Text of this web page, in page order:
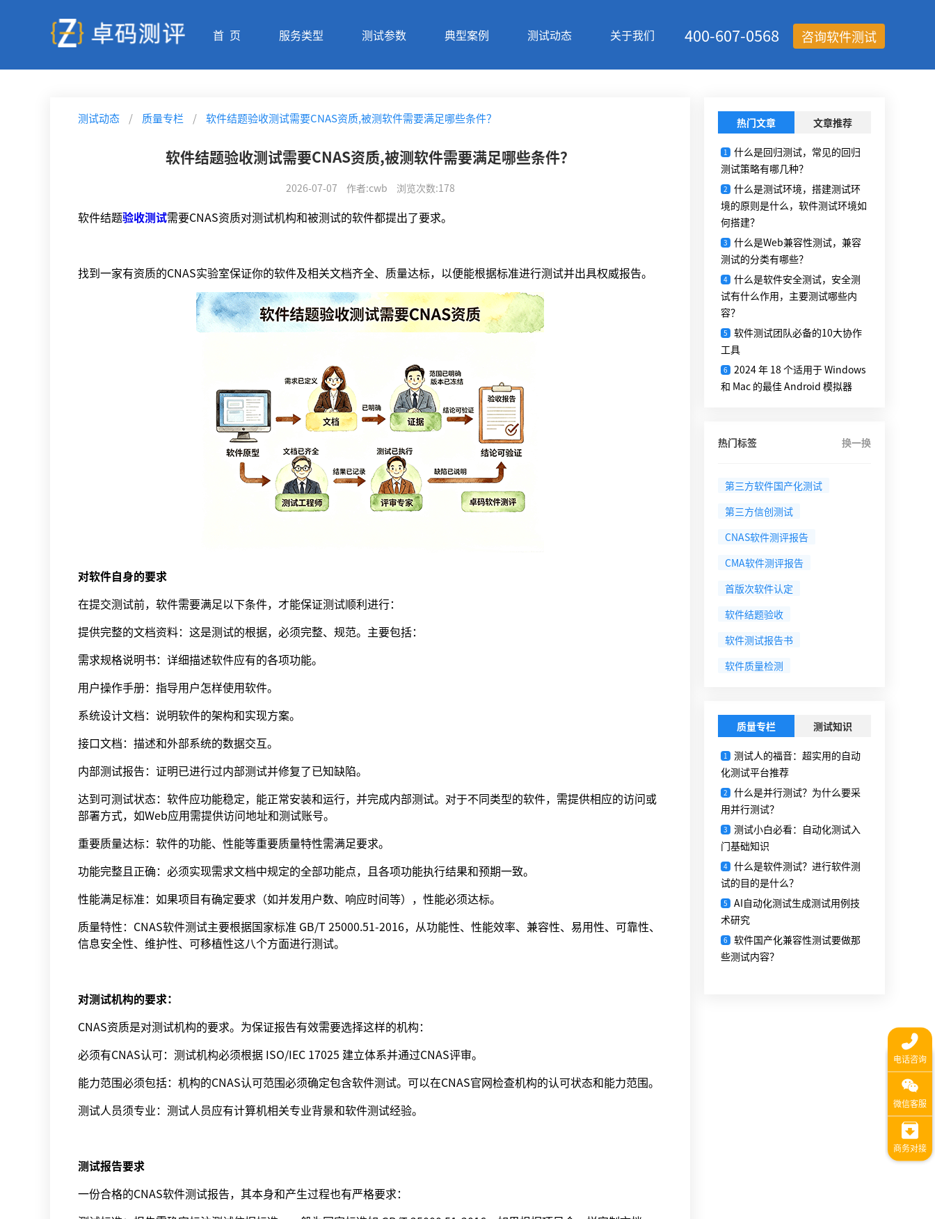
首 页 服务类型 测试参数 典型案例 测试动态 关于我们 咨询软件测试
400-607-0568
测试动态 / 质量专栏 / 软件结题验收测试需要CNAS资质,被测软件需要满足哪些条件？
软件结题验收测试需要CNAS资质,被测软件需要满足哪些条件？
2026-07-07 作者:cwb 浏览次数:178
软件结题验收测试需要CNAS资质对测试机构和被测试的软件都提出了要求。
找到一家有资质的CNAS实验室保证你的软件及相关文档齐全、质量达标，以便能根据标准进行测试并出具权威报告。
对软件自身的要求
在提交测试前，软件需要满足以下条件，才能保证测试顺利进行：
提供完整的文档资料：这是测试的根据，必须完整、规范。主要包括：
需求规格说明书：详细描述软件应有的各项功能。
用户操作手册：指导用户怎样使用软件。
系统设计文档：说明软件的架构和实现方案。
接口文档：描述和外部系统的数据交互。
内部测试报告：证明已进行过内部测试并修复了已知缺陷。
达到可测试状态：软件应功能稳定，能正常安装和运行，并完成内部测试。对于不同类型的软件，需提供相应的访问或
部署方式，如Web应用需提供访问地址和测试账号。
重要质量达标：软件的功能、性能等重要质量特性需满足要求。
功能完整且正确：必须实现需求文档中规定的全部功能点，且各项功能执行结果和预期一致。
性能满足标准：如果项目有确定要求（如并发用户数、响应时间等），性能必须达标。
质量特性：CNAS软件测试主要根据国家标准 GB/T 25000.51-2016，从功能性、性能效率、兼容性、易用性、可靠性、
信息安全性、维护性、可移植性这八个方面进行测试。
对测试机构的要求：
CNAS资质是对测试机构的要求。为保证报告有效需要选择这样的机构：
必须有CNAS认可：测试机构必须根据 ISO/IEC 17025 建立体系并通过CNAS评审。
能力范围必须包括：机构的CNAS认可范围必须确定包含软件测试。可以在CNAS官网检查机构的认可状态和能力范围。
测试人员须专业：测试人员应有计算机相关专业背景和软件测试经验。
测试报告要求
一份合格的CNAS软件测试报告，其本身和产生过程也有严格要求：
热门文章 文章推荐
1
什么是回归测试，常见的回归
测试策略有哪几种？
2
什么是测试环境，搭建测试环
境的原则是什么，软件测试环境如
何搭建？
3
什么是Web兼容性测试，兼容
测试的分类有哪些？
4 什么是软件安全测试，安全测
试有什么作用，主要测试哪些内
容？
5
软件测试团队必备的10大协作
工具
6
2024 年 18 个适用于 Windows
和 Mac 的最佳 Android 模拟器
热门标签 换一换
第三方软件国产化测试
第三方信创测试
CNAS软件测评报告
CMA软件测评报告
首版次软件认定
软件结题验收
软件测试报告书
软件质量检测
质量专栏 测试知识
1
测试人的福音：超实用的自动
化测试平台推荐
2
什么是并行测试？为什么要采
用并行测试？
3
测试小白必看：自动化测试入
门基础知识
4 什么是软件测试？进行软件测
试的目的是什么？
5
AI自动化测试生成测试用例技
术研究
6
软件国产化兼容性测试要做那
些测试内容？